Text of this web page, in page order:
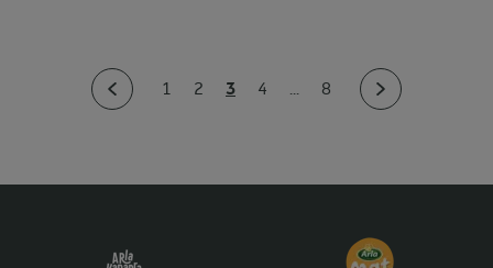
1 2 3 4 ... 8